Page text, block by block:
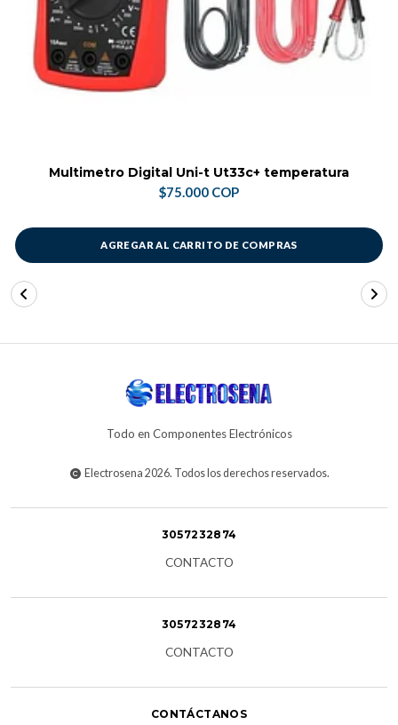
Multimetro Digital Uni-t Ut33c+ temperatura
$75.000 COP
AGREGAR AL CARRITO DE COMPRAS
Todo en Componentes Electrónicos
Electrosena 2026. Todos los derechos reservados.
3057232874
CONTACTO
3057232874
CONTACTO
CONTÁCTANOS